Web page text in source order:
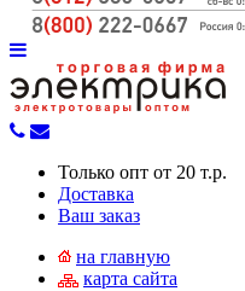
Только опт от 20 т.р.
Доставка
Ваш заказ
на главную
карта сайта